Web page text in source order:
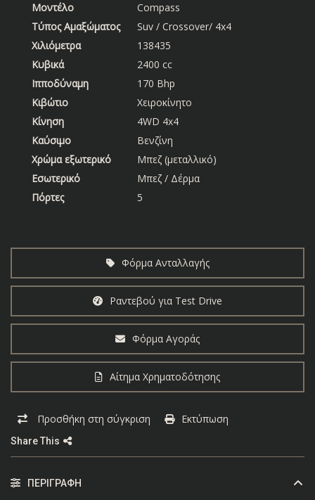
Μοντέλο
Compass
Τύπος Αμαξώματος
Suv / Crossover/ 4x4
Χιλιόμετρα
138435
Κυβικά
2400 cc
Ιπποδύναμη
170 Bhp
Κιβώτιο
Χειροκίνητο
Κίνηση
4WD 4x4
Καύσιμο
Βενζίνη
Χρώμα εξωτερικό
Μπεζ (μεταλλικό)
Εσωτερικό
Μπεζ / Δέρμα
Πόρτες
5
Φόρμα Ανταλλαγής
Ραντεβού για Test Drive
Φόρμα Αγοράς
Αίτημα Χρηματοδότησης
Προσθήκη στη σύγκριση Εκτύπωση
Share This
ΠΕΡΙΓΡΑΦΉ